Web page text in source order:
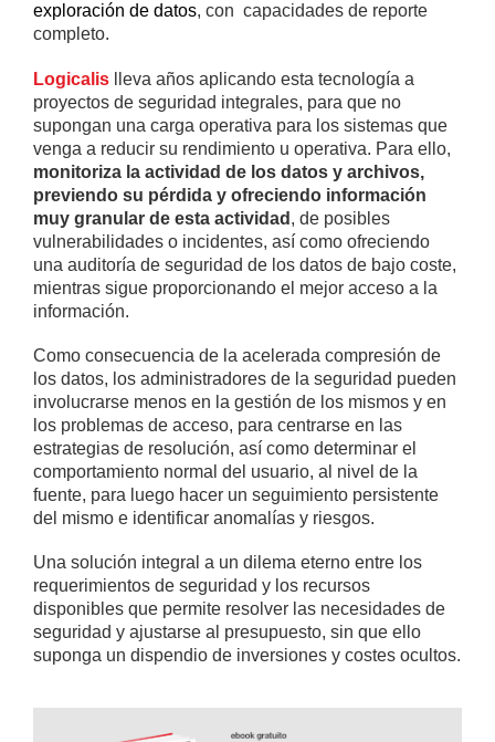
exploración de datos, con capacidades de reporte
completo.
Logicalis
lleva años aplicando esta tecnología a
proyectos de seguridad integrales, para que no
supongan una carga operativa para los sistemas que
venga a reducir su rendimiento u operativa. Para ello,
monitoriza la actividad de los datos y archivos,
previendo su pérdida y ofreciendo información
muy granular de esta actividad , de posibles
vulnerabilidades o incidentes, así como ofreciendo
una auditoría de seguridad de los datos de bajo coste,
mientras sigue proporcionando el mejor acceso a la
información.
Como consecuencia de la acelerada compresión de
los datos, los administradores de la seguridad pueden
involucrarse menos en la gestión de los mismos y en
los problemas de acceso, para centrarse en las
estrategias de resolución, así como determinar el
comportamiento normal del usuario, al nivel de la
fuente, para luego hacer un seguimiento persistente
del mismo e identificar anomalías y riesgos.
Una solución integral a un dilema eterno entre los
requerimientos de seguridad y los recursos
disponibles que permite resolver las necesidades de
seguridad y ajustarse al presupuesto, sin que ello
suponga un dispendio de inversiones y costes ocultos.